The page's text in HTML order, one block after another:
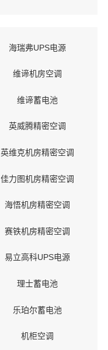
海瑞弗UPS电源
维谛机房空调
维谛蓄电池
英威腾精密空调
英维克机房精密空调
佳力图机房精密空调
海悟机房精密空调
赛铁机房精密空调
易立高科UPS电源
理士蓄电池
乐珀尔蓄电池
机柜空调